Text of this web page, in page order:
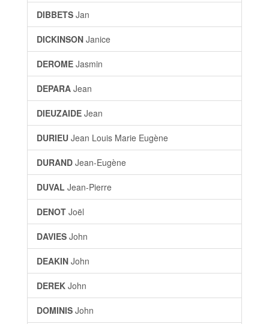
DIBBETS Jan
DICKINSON Janice
DEROME Jasmin
DEPARA Jean
DIEUZAIDE Jean
DURIEU Jean Louis Marie Eugène
DURAND Jean-Eugène
DUVAL Jean-Pierre
DENOT Joël
DAVIES John
DEAKIN John
DEREK John
DOMINIS John